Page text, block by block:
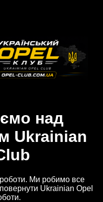
над
Ukrainian
роботи. Ми робимо все
Ukrainian Opel